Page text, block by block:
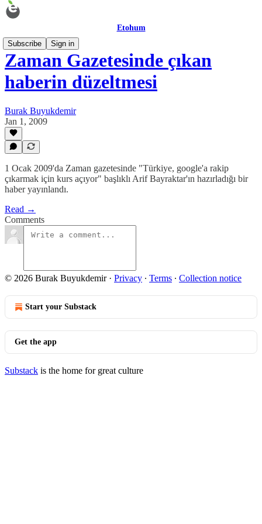
Etohum
Subscribe
Sign in
Zaman Gazetesinde çıkan
haberin düzeltmesi
Burak Buyukdemir
Jan 1, 2009
1 Ocak 2009'da Zaman gazetesinde "Türkiye, google'a rakip
çıkarmak için kurs açıyor" başlıklı Arif Bayraktar'ın hazırladığı bir
haber yayınlandı.
Read →
Comments
© 2026 Burak Buyukdemir· Privacy ∙ Terms ∙ Collection notice
Start your Substack
Get the app
Substack is the home for great culture